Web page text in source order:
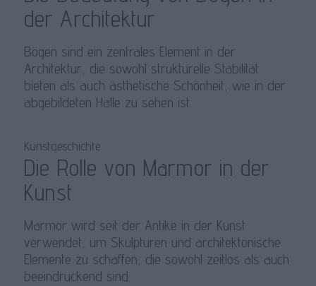
der Architektur
Bögen sind ein zentrales Element in der
Architektur, die sowohl strukturelle Stabilität
bieten als auch ästhetische Schönheit, wie in der
abgebildeten Halle zu sehen ist.
Kunstgeschichte
Die Rolle von Marmor in der
Kunst
Marmor wird seit der Antike in der Kunst
verwendet, um Skulpturen und architektonische
Elemente zu schaffen, die sowohl zeitlos als auch
beeindruckend sind.